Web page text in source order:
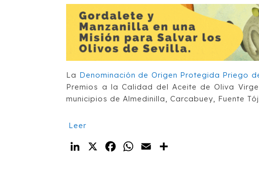
La Denominación de Origen Protegida Priego
Premios a la Calidad del Aceite de Oliva
municipios de Almedinilla, Carcabuey, Fuente
Leer
LinkedIn
X FacebookWhatsApp
Email